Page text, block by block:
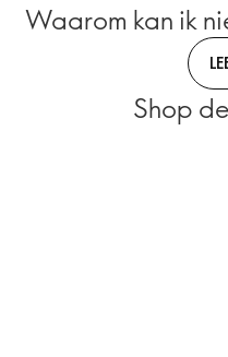
Waarom kan ik
Shop